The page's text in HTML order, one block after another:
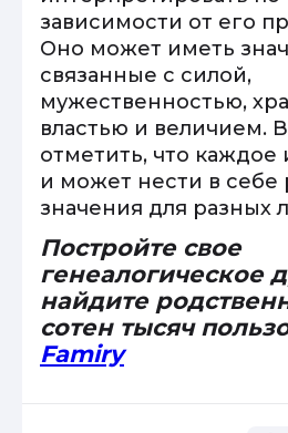
зависимости от его
Оно может иметь
связанные с силой,
мужественностью,
властью и величием.
отметить, что каждое
и может нести в себе
значения для разных
Постройте свое
генеалогическое
найдите
сотен тысяч
Famiry